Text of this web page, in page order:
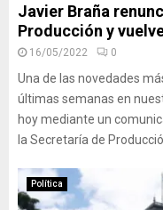
Javier Braña
Producción y
16/05/2022 0
Una de las novedades
últimas semanas en
hoy mediante un
la Secretaría de
Política